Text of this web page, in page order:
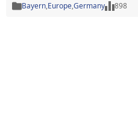
Bayern,Europe,Germany 898